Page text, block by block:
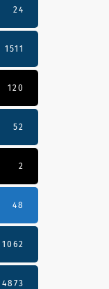
24
1511
120
52
2
48
1062
4873